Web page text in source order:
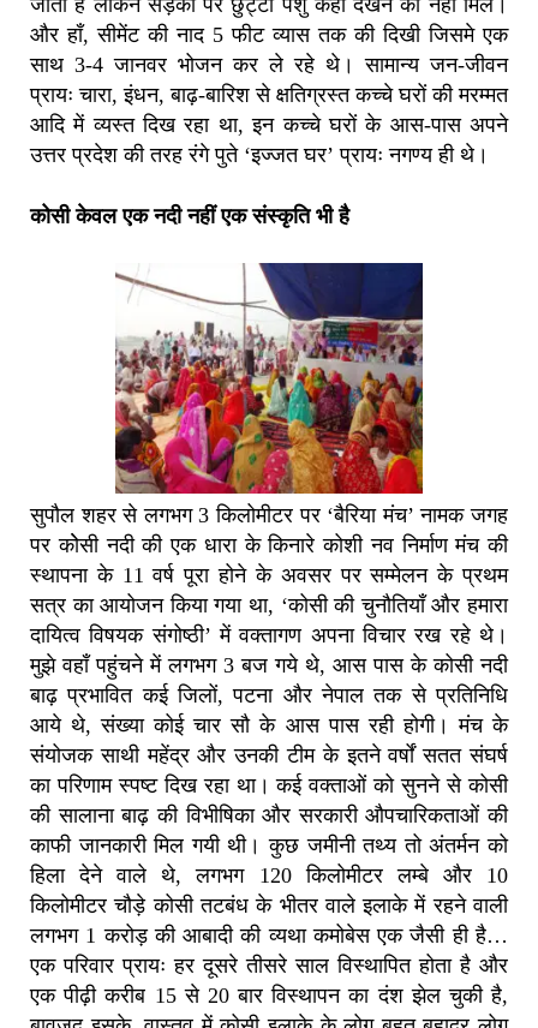
जाती है लेकिन सड़कों पर छुट्टा पशु कहीं देखने को नही मिले।
और हाँ, सीमेंट की नाद 5 फीट व्यास तक की दिखी जिसमे एक
साथ 3-4 जानवर भोजन कर ले रहे थे। सामान्य जन-जीवन
प्रायः चारा, इंधन, बाढ़-बारिश से क्षतिग्रस्त कच्चे घरों की मरम्मत
आदि में व्यस्त दिख रहा था, इन कच्चे घरों के आस-पास अपने
उत्तर प्रदेश की तरह रंगे पुते ‘इज्जत घर’ प्रायः नगण्य ही थे।
कोसी केवल एक नदी नहीं एक संस्कृति भी है
सुपौल शहर से लगभग 3 किलोमीटर पर ‘बैरिया मंच’ नामक जगह
पर कोेसी नदी की एक धारा के किनारे कोशी नव निर्माण मंच की
स्थापना के 11 वर्ष पूरा होने के अवसर पर सम्मेलन के प्रथम
सत्र का आयोजन किया गया था, ‘कोसी की चुनौतियाँ और हमारा
दायित्व विषयक संगोष्ठी’ में वक्तागण अपना विचार रख रहे थे।
मुझे वहाँ पहुंचने में लगभग 3 बज गये थे, आस पास के कोसी नदी
बाढ़ प्रभावित कई जिलों, पटना और नेपाल तक से प्रतिनिधि
आये थे, संख्या कोई चार सौ के आस पास रही होगी। मंच के
संयोजक साथी महेंद्र और उनकी टीम के इतने वर्षों सतत संघर्ष
का परिणाम स्पष्ट दिख रहा था। कई वक्ताओं को सुनने से कोसी
की सालाना बाढ़ की विभीषिका और सरकारी औपचारिकताओं की
काफी जानकारी मिल गयी थी। कुछ जमीनी तथ्य तो अंतर्मन को
हिला देने वाले थे, लगभग 120 किलोमीटर लम्बे और 10
किलोमीटर चौड़े कोसी तटबंध के भीतर वाले इलाके में रहने वाली
लगभग 1 करोड़ की आबादी की व्यथा कमोबेस एक जैसी ही है…
एक परिवार प्रायः हर दूसरे तीसरे साल विस्थापित होता है और
एक पीढ़ी करीब 15 से 20 बार विस्थापन का दंश झेल चुकी है,